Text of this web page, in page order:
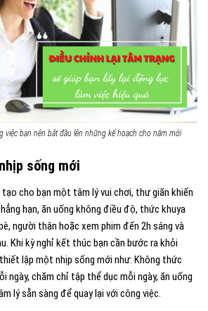
việc bạn nên bắt đầu lên những kế hoạch cho năm mới
sống mới
tạo cho bạn một tâm lý vui chơi, thư giãn khiến
hạn, ăn uống không điều độ, thức khuya
người thân hoặc xem phim đến 2h sáng và
Khi kỳ nghỉ kết thúc bạn cần bước ra khỏi
lập một nhịp sống mới như: Không thức
ngày, chăm chỉ tập thể dục mỗi ngày, ăn uống
lý sẵn sàng để quay lại với công việc.